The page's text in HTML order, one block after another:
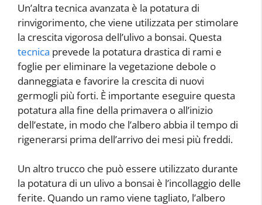
Un’altra tecnica avanzata è la potatura di
rinvigorimento, che viene utilizzata per stimolare
la crescita vigorosa dell’ulivo a bonsai. Questa
tecnica prevede la potatura drastica di rami e
foglie per eliminare la vegetazione debole o
danneggiata e favorire la crescita di nuovi
germogli più forti. È importante eseguire questa
potatura alla fine della primavera o all’inizio
dell’estate, in modo che l’albero abbia il tempo di
rigenerarsi prima dell’arrivo dei mesi più freddi.
Un altro trucco che può essere utilizzato durante
la potatura di un ulivo a bonsai è l’incollaggio delle
ferite. Quando un ramo viene tagliato, l’albero